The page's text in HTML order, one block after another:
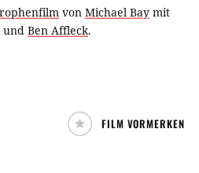
von Michael Bay mit
und Ben Affleck.
FILM VORMERKEN